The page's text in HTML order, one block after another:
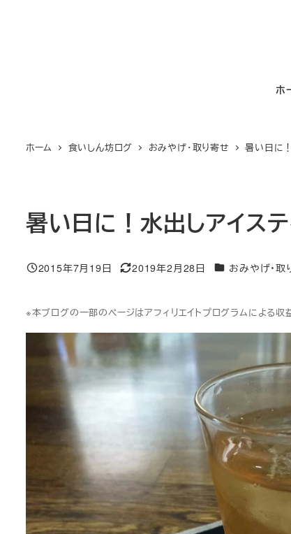
ホ
ホーム 食いしん坊ログ おみやげ・取り寄せ 暑い日に
暑い日に！水出しアイス
投稿日
2015年7月19日
更新日
2019年2月28日 カテゴリー
おみやげ・取
※本ブログの一部のページはアフィリエイトプログラムによる収